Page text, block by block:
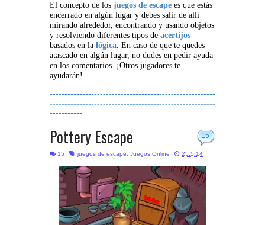
El concepto de los juegos de escape es que estás
encerrado en algún lugar y debes salir de allí
mirando alrededor, encontrando y usando objetos
y resolviendo diferentes tipos de acertijos
basados en la lógica. En caso de que te quedes
atascado en algún lugar, no dudes en pedir ayuda
en los comentarios. ¡Otros jugadores te
ayudarán!
--------------------------------------------------------
--------------------------------------------------------
-----------
15
Pottery Escape
15 juegos de escape, Juegos Online 25.5.14